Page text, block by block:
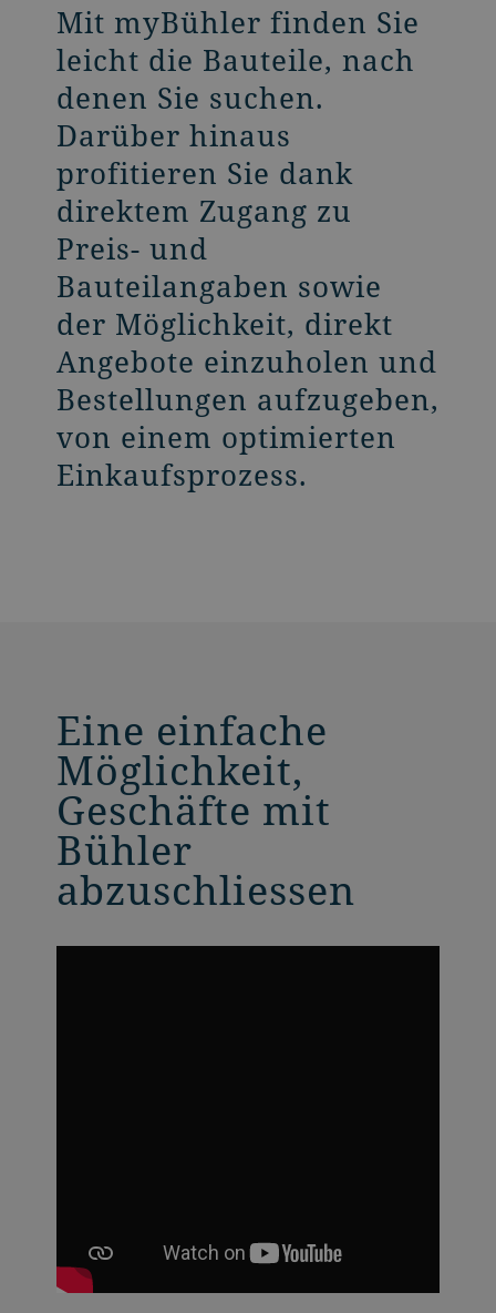
Mit myBühler finden Sie
leicht die Bauteile, nach
denen Sie suchen.
Darüber hinaus
profitieren Sie dank
direktem Zugang zu
Preis- und
Bauteilangaben sowie
der Möglichkeit, direkt
Angebote einzuholen und
Bestellungen aufzugeben,
von einem optimierten
Einkaufsprozess.
Eine einfache
Möglichkeit,
Geschäfte mit
Bühler
abzuschliessen